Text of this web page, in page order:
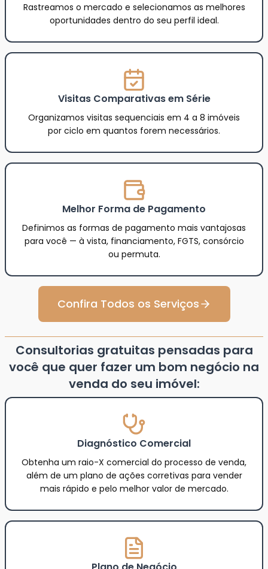
Rastreamos o mercado e selecionamos as melhores
oportunidades dentro do seu perfil ideal.
Visitas Comparativas em Série
Organizamos visitas sequenciais em 4 a 8 imóveis
por ciclo em quantos forem necessários.
Melhor Forma de Pagamento
Definimos as formas de pagamento mais vantajosas
para você — à vista, financiamento, FGTS, consórcio
ou permuta.
Confira Todos os Serviços
Consultorias gratuitas pensadas para
você que quer fazer um bom negócio na
venda do seu imóvel:
Diagnóstico Comercial
Obtenha um raio-X comercial do processo de venda,
além de um plano de ações corretivas para vender
mais rápido e pelo melhor valor de mercado.